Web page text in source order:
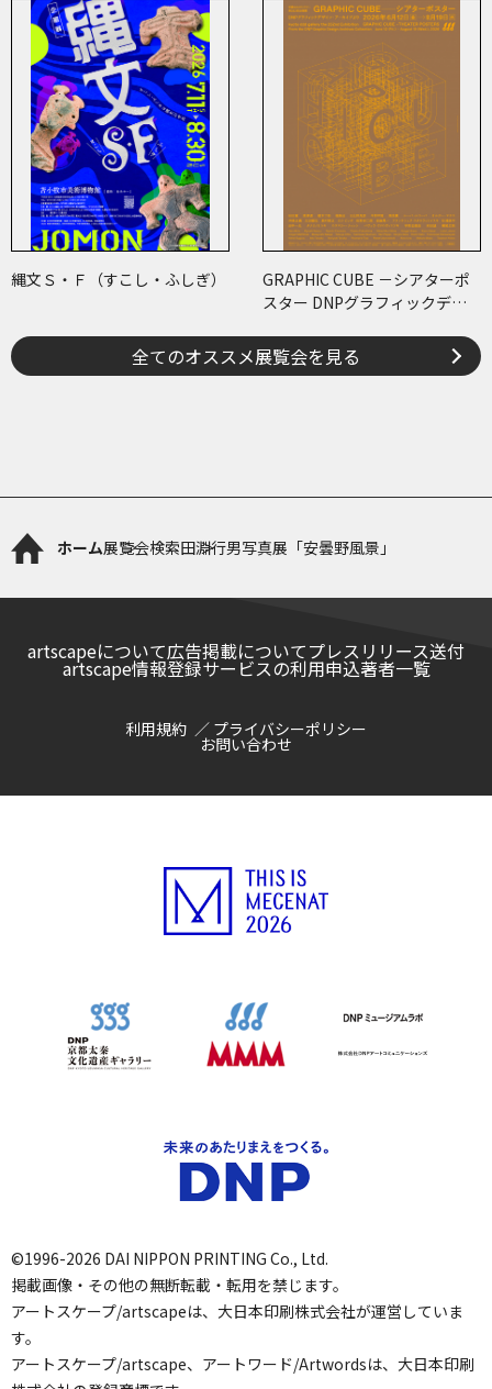
縄文Ｓ・Ｆ（すこし・ふしぎ）
GRAPHIC CUBE －シアターポ
スター DNPグラフィックデザ
全てのオススメ展覧会を見る
ホーム展覧会検索田淵行男写真展「安曇野風景」
artscapeについて広告掲載についてプレスリリース送付
artscape情報登録サービスの利用申込著者一覧
利用規約 プライバシーポリシー
お問い合わせ
©1996-2026 DAI NIPPON PRINTING Co., Ltd.
掲載画像・その他の無断転載・転用を禁じます。
アートスケープ/artscapeは、大日本印刷株式会社が運営していま
す。
アートスケープ/artscape、アートワード/Artwordsは、大日本印刷